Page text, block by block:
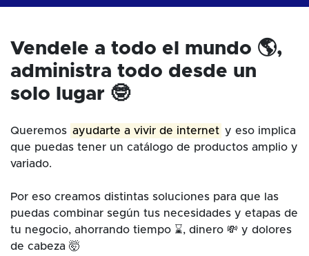
Vendele a todo el mundo 🌎,
administra todo desde un
solo lugar 🤓
Queremos ayudarte a vivir de internet y eso implica
que puedas tener un catálogo de productos amplio y
variado.
Por eso creamos distintas soluciones para que las
puedas combinar según tus necesidades y etapas de
tu negocio, ahorrando tiempo ⌛, dinero 💸 y dolores
de cabeza 🤯